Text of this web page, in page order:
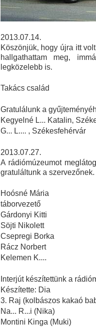
2013.07.14.
Köszönjük, hogy újra itt
hallgathattam meg,
legközelebb is.
Takács család
Gratulálunk a
Kegyelné L... Katalin,
G... L.... , Székesfehérvár
2013.07.27.
A rádiómúzeumot
gratuláltunk a szervezőnek.
Hoósné Mária
táborvezető
Gárdonyi Kitti
Söjti Nikolett
Csepregi Borka
Rácz Norbert
Kelemen K....
Interjút készítettünk a
Készítette: Dia
3. Raj (kolbászos kakaó
Na... R...i (Nika)
Montini Kinga (Muki)